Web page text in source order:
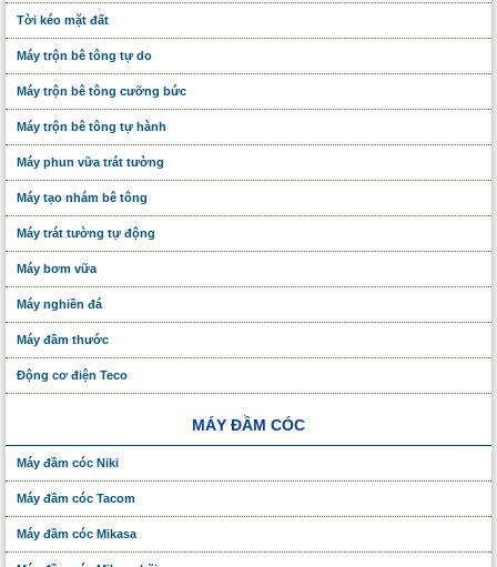
Tời kéo mặt đất
Máy trộn bê tông tự do
Máy trộn bê tông cưỡng bức
Máy trộn bê tông tự hành
Máy phun vữa trát tường
Máy tạo nhám bê tông
Máy trát tường tự động
Máy bơm vữa
Máy nghiền đá
Máy đầm thước
Động cơ điện Teco
MÁY ĐẦM CÓC
Máy đầm cóc Niki
Máy đầm cóc Tacom
Máy đầm cóc Mikasa